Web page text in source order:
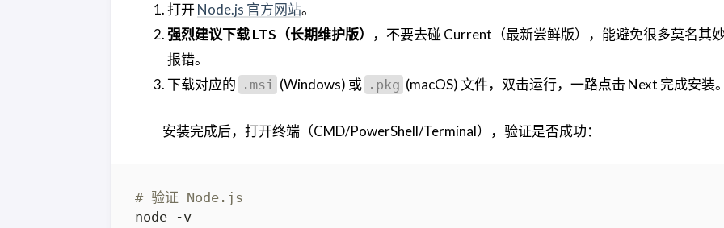
打开Node.js 官方网站。
强烈建议下载 LTS（长期维护版）
，不要去碰 Current（最新尝鲜版），能避免很多莫名其
报错。
下载对应的 .msi (Windows) 或 .pkg (macOS) 文件，双击运行，一路点击 Next 完成安装
安装完成后，打开终端（CMD/PowerShell/Terminal），验证是否成功：
# 验证 Node.js